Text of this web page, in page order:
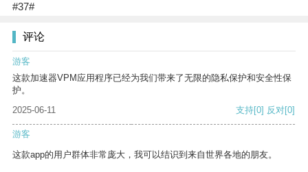
#37#
评论
游客
这款加速器VPM应用程序已经为我们带来了无限的隐私保护和安全性保
护。
2025-06-11
支持[0] 反对[0]
游客
这款app的用户群体非常庞大，我可以结识到来自世界各地的朋友。